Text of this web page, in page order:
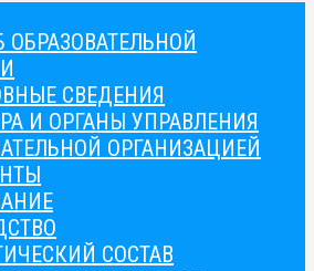
ОБРАЗОВАТЕЛЬНОЙ
СВЕДЕНИЯ
И ОРГАНЫ УПРАВЛЕНИЯ
ОРГАНИЗАЦИЕЙ
СОСТАВ